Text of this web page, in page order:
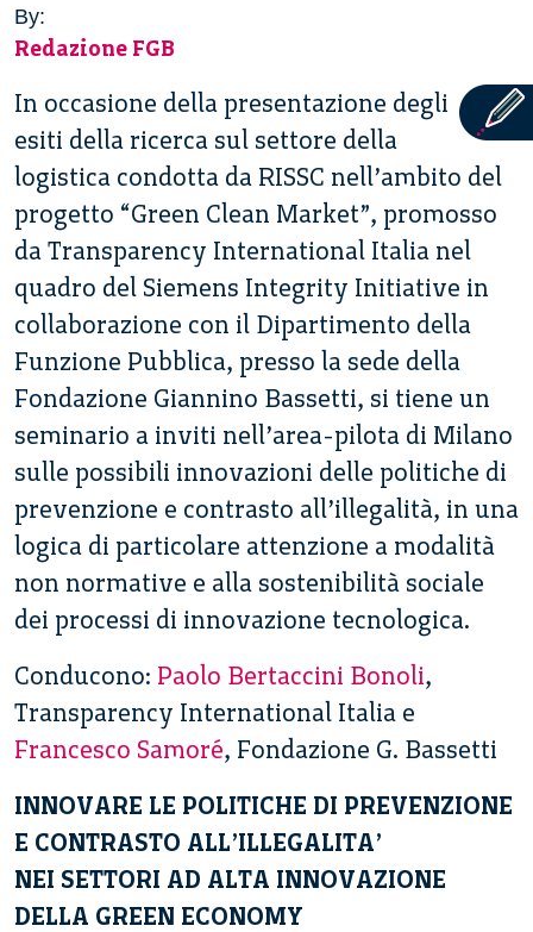
By:
Redazione FGB
In occasione della presentazione degli
esiti della ricerca sul settore della
logistica condotta da RISSC nell’ambito del
progetto “Green Clean Market”, promosso
da Transparency International Italia nel
quadro del Siemens Integrity Initiative in
collaborazione con il Dipartimento della
Funzione Pubblica, presso la sede della
Fondazione Giannino Bassetti, si tiene un
seminario a inviti nell’area-pilota di Milano
sulle possibili innovazioni delle politiche di
prevenzione e contrasto all’illegalità, in una
logica di particolare attenzione a modalità
non normative e alla sostenibilità sociale
dei processi di innovazione tecnologica.
Conducono: Paolo Bertaccini Bonoli,
Transparency International Italia e
Francesco Samoré, Fondazione G. Bassetti
INNOVARE LE POLITICHE DI PREVENZIONE
E CONTRASTO ALL’ILLEGALITA’
NEI SETTORI AD ALTA INNOVAZIONE
DELLA GREEN ECONOMY